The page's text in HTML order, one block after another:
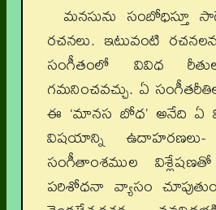
మనసును
రచనలు. ఇటువంటి
సంగీతంలో వివిధ
గమనించవచ్చు. ఏ
ఈ ‘మానస బోధ’ అనేది ఏ
విషయాన్ని
సంగీతాంశముల
పరిశోధనా వ్యాసం